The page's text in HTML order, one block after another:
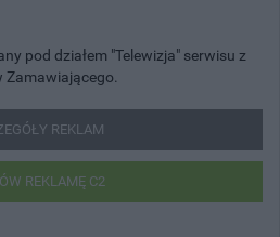
pod działem "Telewizja" serwisu z
REKLAM
REKLAMĘ C2